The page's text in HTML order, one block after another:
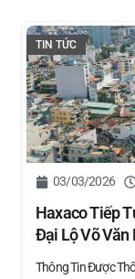
TIN TỨC
03/03/2026
Haxaco Tiếp
Đại Lộ Võ Văn
Thông Tin Được